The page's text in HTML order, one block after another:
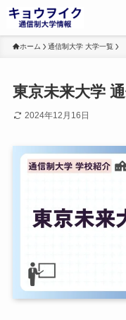
ホーム 通信制大学 大学一覧
東京未来大学
2024年12月16日